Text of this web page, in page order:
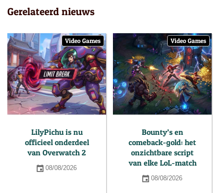
Gerelateerd nieuws
Video Games
LilyPichu is nu
officieel onderdeel
van Overwatch 2
08/08/2026
Video Games
Bounty’s en
comeback-gold: het
onzichtbare script
van elke LoL-match
08/08/2026